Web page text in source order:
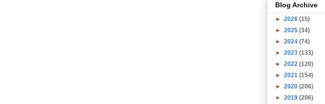
Blog Archive
► 2026 (15)
► 2025 (34)
► 2024 (74)
► 2023 (133)
► 2022 (120)
► 2021 (154)
► 2020 (206)
► 2019 (206)